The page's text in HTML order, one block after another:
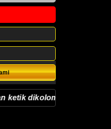
dikolom kosong